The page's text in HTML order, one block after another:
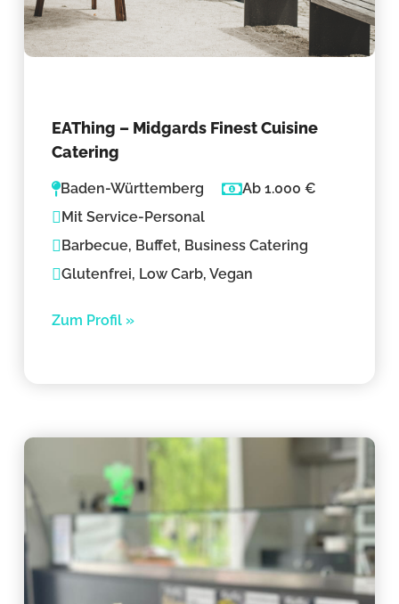
EAThing – Midgards Finest Cuisine
Catering
Baden-Württemberg
Ab 1.000 €
Mit Service-Personal
Barbecue, Buffet, Business Catering
Glutenfrei, Low Carb, Vegan
Zum Profil »